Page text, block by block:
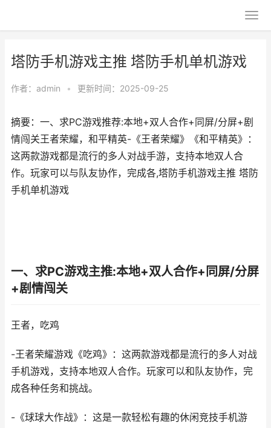
塔防手机游戏主推 塔防手机单机游戏
作者： admin • 更新时间：2025-09-25
摘要：一、求PC游戏推荐:本地+双人合作+同屏/分屏+剧
情闯关王者荣耀，和平精英-《王者荣耀》《和平精英》：
这两款游戏都是流行的多人对战手游，支持本地双人合
作。玩家可以与队友协作，完成各,塔防手机游戏主推 塔防
手机单机游戏
一、求PC游戏主推:本地+双人合作+同屏/分屏
+剧情闯关
王者，吃鸡
-王者荣耀游戏《吃鸡》：这两款游戏都是流行的多人对战
手机游戏，支持本地双人合作。玩家可以和队友协作，完
成各种任务和挑战。
-《球球大作战》：这是一款轻松有趣的休闲竞技手机游